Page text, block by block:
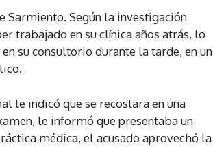
Sarmiento. Según la investigación
trabajado en su clínica años atrás, lo
su consultorio durante la tarde, en un
le indicó que se recostara en una
le informó que presentaba un
médica, el acusado aprovechó la